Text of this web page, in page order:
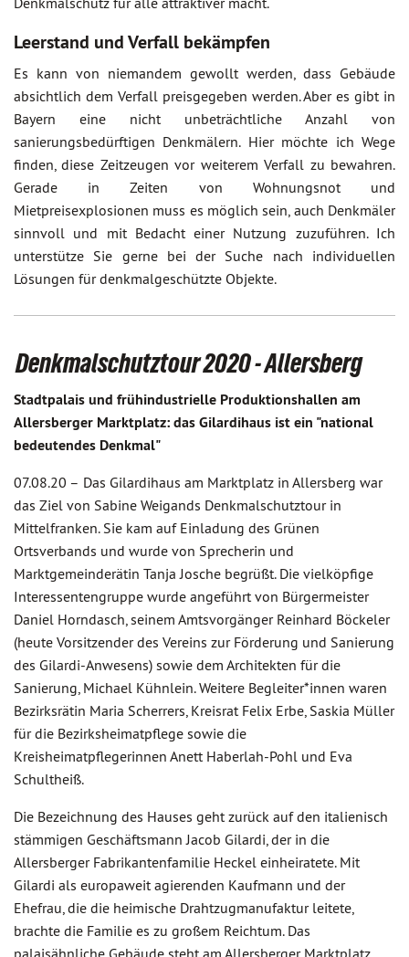
Leerstand und Verfall bekämpfen
Es kann von niemandem gewollt werden, dass Gebäude
absichtlich dem Verfall preisgegeben werden. Aber es gibt in
Bayern eine nicht unbeträchtliche Anzahl von
sanierungsbedürftigen Denkmälern. Hier möchte ich Wege
finden, diese Zeitzeugen vor weiterem Verfall zu bewahren.
Gerade in Zeiten von Wohnungsnot und
Mietpreisexplosionen muss es möglich sein, auch Denkmäler
sinnvoll und mit Bedacht einer Nutzung zuzuführen. Ich
unterstütze Sie gerne bei der Suche nach individuellen
Lösungen für denkmalgeschützte Objekte.
Denkmalschutztour 2020 - Allersberg
Stadtpalais und frühindustrielle Produktionshallen am
Allersberger Marktplatz: das Gilardihaus ist ein "national
bedeutendes Denkmal"
07.08.20 – Das Gilardihaus am Marktplatz in Allersberg war
das Ziel von Sabine Weigands Denkmalschutztour in
Mittelfranken. Sie kam auf Einladung des Grünen
Ortsverbands und wurde von Sprecherin und
Marktgemeinderätin Tanja Josche begrüßt. Die vielköpfige
Interessentengruppe wurde angeführt von Bürgermeister
Daniel Horndasch, seinem Amtsvorgänger Reinhard Böckeler
(heute Vorsitzender des Vereins zur Förderung und Sanierung
des Gilardi-Anwesens) sowie dem Architekten für die
Sanierung, Michael Kühnlein. Weitere Begleiter*innen waren
Bezirksrätin Maria Scherrers, Kreisrat Felix Erbe, Saskia Müller
für die Bezirksheimatpflege sowie die
Kreisheimatpflegerinnen Anett Haberlah-Pohl und Eva
Schultheiß.
Die Bezeichnung des Hauses geht zurück auf den italienisch
stämmigen Geschäftsmann Jacob Gilardi, der in die
Allersberger Fabrikantenfamilie Heckel einheiratete. Mit
Gilardi als europaweit agierenden Kaufmann und der
Ehefrau, die die heimische Drahtzugmanufaktur leitete,
brachte die Familie es zu großem Reichtum. Das